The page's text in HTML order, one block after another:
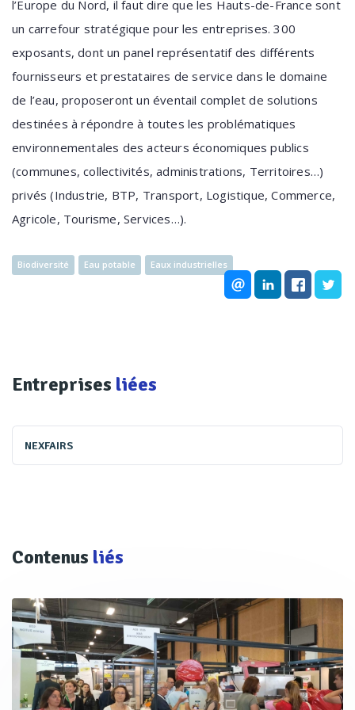
l’Europe du Nord, il faut dire que les Hauts-de-France sont
un carrefour stratégique pour les entreprises. 300
exposants, dont un panel représentatif des différents
fournisseurs et prestataires de service dans le domaine
de l’eau, proposeront un éventail complet de solutions
destinées à répondre à toutes les problématiques
environnementales des acteurs économiques publics
(communes, collectivités, administrations, Territoires…)
privés (Industrie, BTP, Transport, Logistique, Commerce,
Agricole, Tourisme, Services…).
Biodiversité Eau potable Eaux industrielles
Entreprises liées
NEXFAIRS
Contenus liés